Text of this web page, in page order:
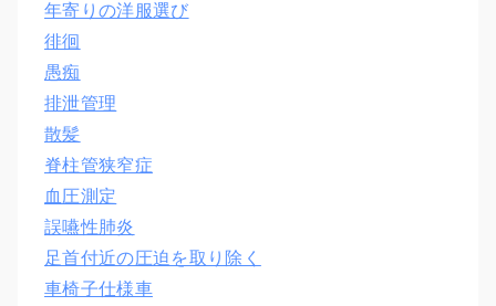
年寄りの洋服選び
徘徊
愚痴
排泄管理
散髪
脊柱管狭窄症
血圧測定
誤嚥性肺炎
足首付近の圧迫を取り除く
車椅子仕様車